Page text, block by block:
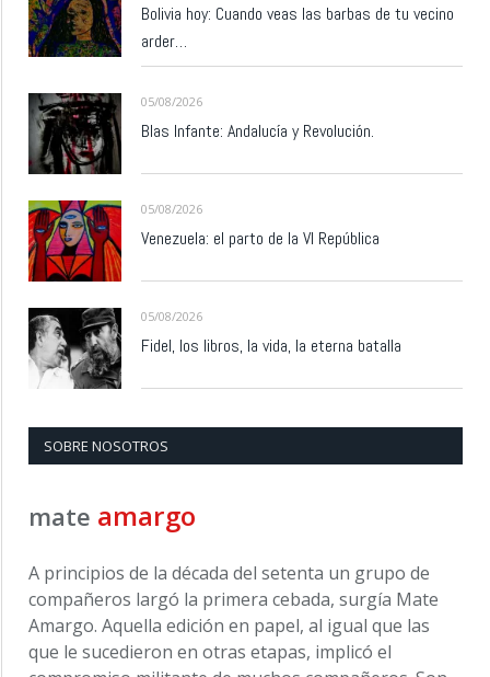
Bolivia hoy: Cuando veas las barbas de tu vecino
arder…
05/08/2026
Blas Infante: Andalucía y Revolución.
05/08/2026
Venezuela: el parto de la VI República
05/08/2026
Fidel, los libros, la vida, la eterna batalla
SOBRE NOSOTROS
mate amargo
A principios de la década del setenta un grupo de
compañeros largó la primera cebada, surgía Mate
Amargo. Aquella edición en papel, al igual que las
que le sucedieron en otras etapas, implicó el